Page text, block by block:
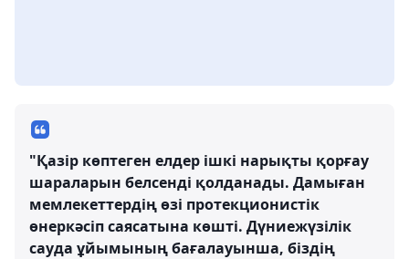
"Қазір көптеген елдер ішкі нарықты қорғау
шараларын белсенді қолданады. Дамыған
мемлекеттердің өзі протекционистік
өнеркәсіп саясатына көшті. Дүниежүзілік
сауда ұйымының бағалауынша, біздің